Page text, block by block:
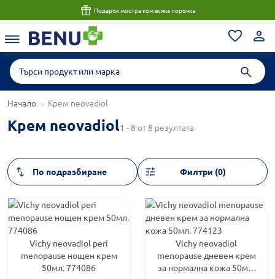
Подарък мостра към всяка поръчка
Начало Крем neovadiol
Крем neovadiol1 - 8 от 8 резултата
Филтри (0)
Vichy neovadiol peri
menopause нощен крем
50мл. 774086
Vichy neovadiol
menopause дневен крем
за нормална кожа 50мл.